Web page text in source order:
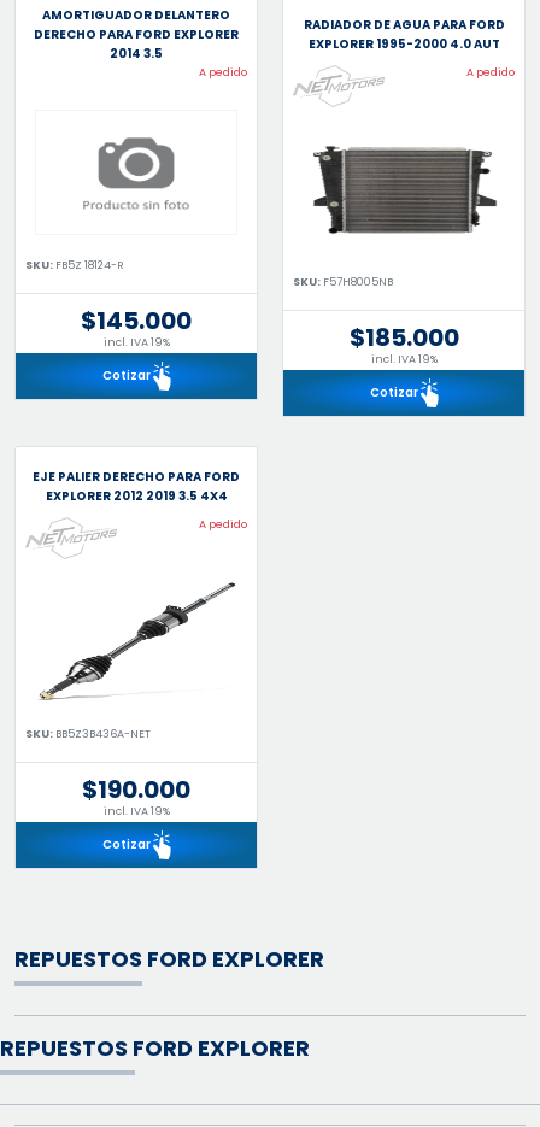
AMORTIGUADOR DELANTERO
DERECHO PARA FORD EXPLORER
2014 3.5
A pedido
SKU: FB5Z 18124-R
$145.000
incl. IVA 19%
Cotizar
RADIADOR DE AGUA PARA FORD
EXPLORER 1995-2000 4.0 AUT
A pedido
SKU: F57H8005NB
$185.000
incl. IVA 19%
Cotizar
EJE PALIER DERECHO PARA FORD
EXPLORER 2012 2019 3.5 4X4
A pedido
SKU: BB5Z3B436A-NET
$190.000
incl. IVA 19%
Cotizar
REPUESTOS FORD EXPLORER
REPUESTOS FORD EXPLORER